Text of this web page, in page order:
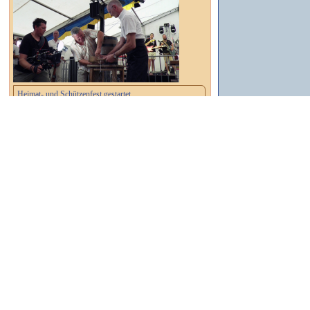
Heimat- und Schützenfest gestartet